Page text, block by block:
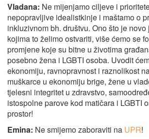
Vladana: Ne mijenjamo ciljeve i
nepopravljive idealistkinje i maštamo o
inkluzivnom bh. društvu. Ono što je
kojima to želimo ostvariti, više ćemo se
promjene koje su bitne u životima
posebno žena i LGBTI osoba. Uvodit
ekonomiju, ravnopravnost i raznolikost
muškarce u ekonomiju brige, žene u
tjelesni integritet u zdravstvo,
istospolne parove kod matičara i LGBTI
prostor!
Emina: Ne smijemo zaboraviti na UPR!